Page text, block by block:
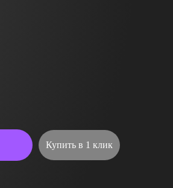
Купить в 1 клик